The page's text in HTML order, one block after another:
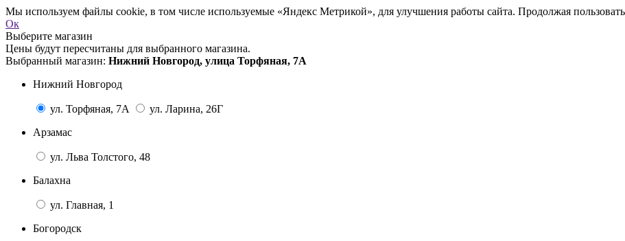
Мы используем файлы cookie, в том числе используемые «Яндекс Метрикой», для улучшения работы сайта. Продолжая
Ок
Выберите магазин
Цены будут пересчитаны для выбранного магазина.
Выбранный магазин: Нижний Новгород, улица Торфяная, 7А
Нижний Новгород
ул. Торфяная, 7А
ул. Ларина, 26Г
Арзамас
ул. Льва Толстого, 48
Балахна
ул. Главная, 1
Богородск